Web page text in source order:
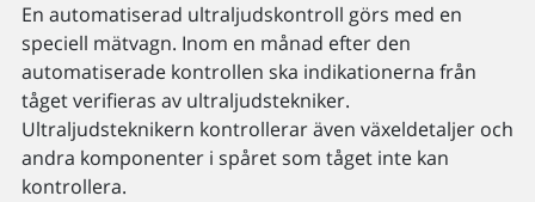
En automatiserad ultraljudskontroll görs med en
speciell mätvagn. Inom en månad efter den
automatiserade kontrollen ska indikationerna från
tåget verifieras av ultraljudstekniker.
Ultraljudsteknikern kontrollerar även växeldetaljer och
andra komponenter i spåret som tåget inte kan
kontrollera.